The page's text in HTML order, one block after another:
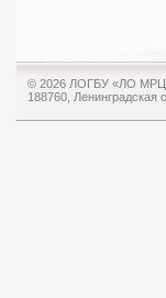
© 2026 ЛОГБУ «ЛО
188760, Ленинградская